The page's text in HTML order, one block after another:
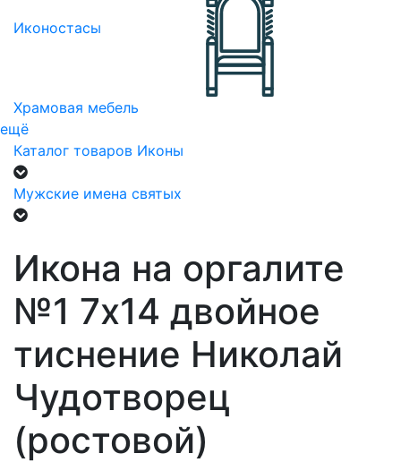
Иконостасы
Храмовая мебель
ещё
Каталог товаров Иконы
Мужские имена святых
Икона на оргалите
№1 7х14 двойное
тиснение Николай
Чудотворец
(ростовой)